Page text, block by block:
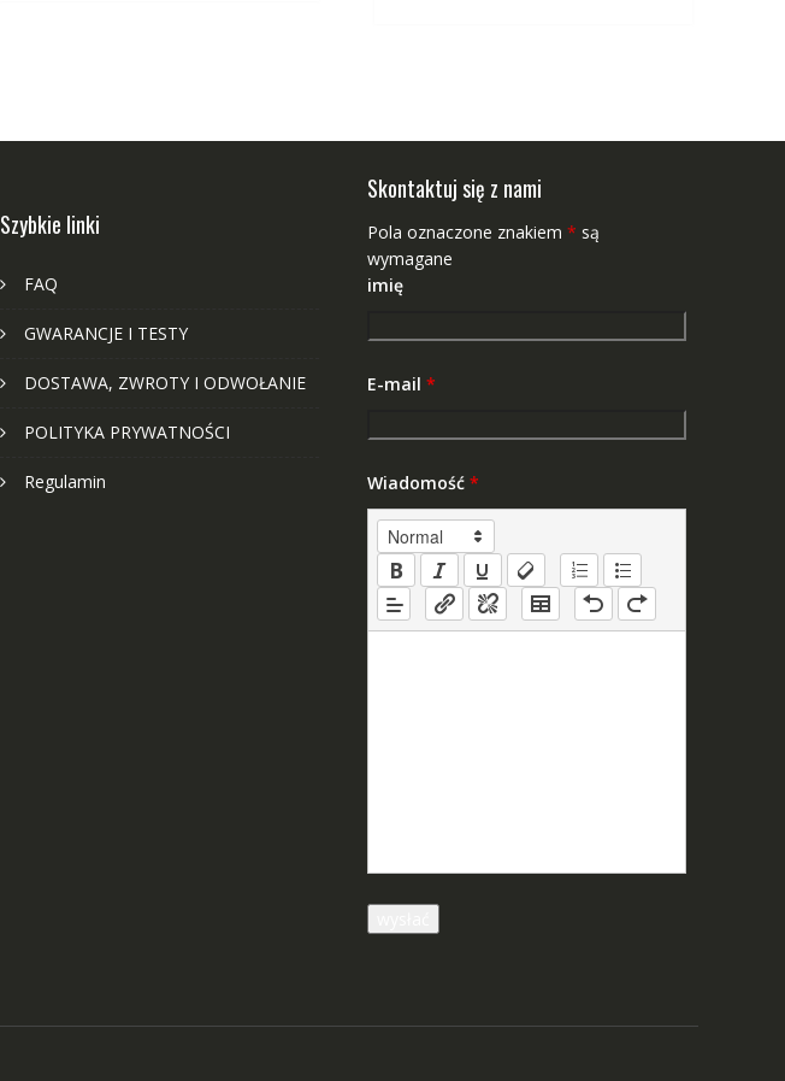
Szybkie linki
FAQ
GWARANCJE I TESTY
DOSTAWA, ZWROTY I ODWOŁANIE
POLITYKA PRYWATNOŚCI
Regulamin
Skontaktuj się z nami
Pola oznaczone znakiem * są
wymagane
imię
E-mail *
Wiadomość *